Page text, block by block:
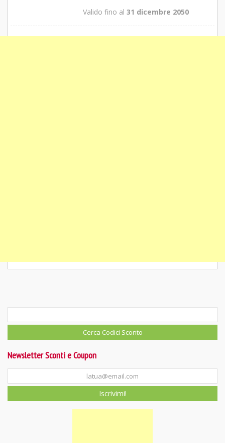
Valido fino al 31 dicembre 2050
Newsletter Sconti e Coupon
Iscrivimi!